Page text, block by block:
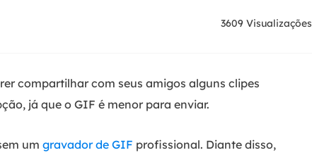
3609 Visualizações
compartilhar com seus amigos alguns clipes
já que o GIF é menor para enviar.
um gravador de GIF profissional. Diante disso,